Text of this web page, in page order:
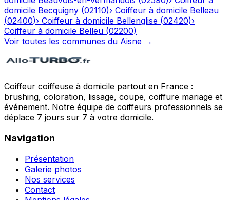
domicile Becquigny (02110)› Coiffeur à domicile Belleau
(02400)› Coiffeur à domicile Bellenglise (02420)›
Coiffeur à domicile Belleu (02200)
Voir toutes les communes du Aisne →
Coiffeur coiffeuse à domicile partout en France :
brushing, coloration, lissage, coupe, coiffure mariage et
événement. Notre équipe de coiffeurs professionnels se
déplace 7 jours sur 7 à votre domicile.
Navigation
Présentation
Galerie photos
Nos services
Contact